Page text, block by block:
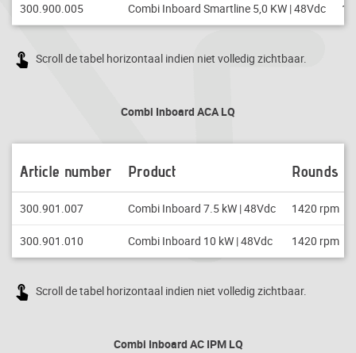
300.900.005 Combi Inboard Smartline 5,0 KW | 48Vdc
Scroll de tabel horizontaal indien niet volledig zichtbaar.
Combi Inboard ACA LQ
Article number Product Rounds
300.901.007 Combi Inboard 7.5 kW | 48Vdc 1420 rpm
300.901.010 Combi Inboard 10 kW | 48Vdc 1420 rpm
Scroll de tabel horizontaal indien niet volledig zichtbaar.
Combi Inboard AC IPM LQ